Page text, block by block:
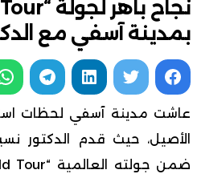
بمدينة آسفي مع
عاشت مدينة آسفي لحظات
الأصيل، حيث قدم الدكتور